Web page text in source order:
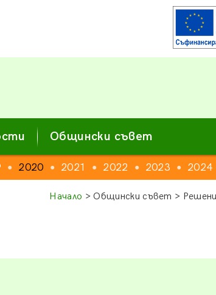
Общински съвет
● 2020 ● 2021 ● 2022 ● 2023 ● 2024
Начало > Общински съвет >